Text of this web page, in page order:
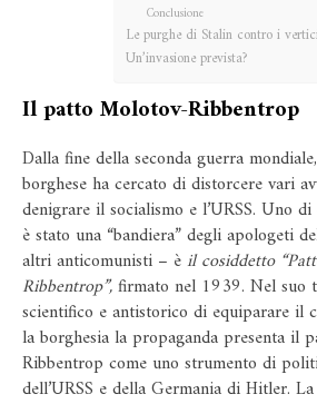
Conclusione
Le purghe di Stalin contro i
Un’invasione prevista?
Il patto Molotov-Ribbentrop
Dalla fine della seconda guerra
borghese ha cercato di distorcere vari
denigrare il socialismo e l’URSS. Uno
è stato una “bandiera” degli apologeti
altri anticomunisti – èil cosiddetto
Ribbentrop”,firmato nel 1939. Nel suo
scientifico e antistorico di equiparare il
la borghesia la propaganda presenta il
Ribbentrop come uno strumento di
dell’URSS e della Germania di Hitler.